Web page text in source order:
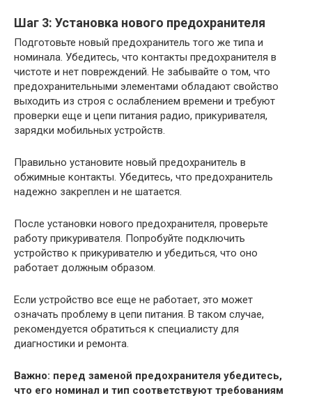
Шаг 3: Установка нового предохранителя
Подготовьте новый предохранитель того же типа и
номинала. Убедитесь, что контакты предохранителя в
чистоте и нет повреждений. Не забывайте о том, что
предохранительными элементами обладают свойство
выходить из строя с ослаблением времени и требуют
проверки еще и цепи питания радио, прикуривателя,
зарядки мобильных устройств.
Правильно установите новый предохранитель в
обжимные контакты. Убедитесь, что предохранитель
надежно закреплен и не шатается.
После установки нового предохранителя, проверьте
работу прикуривателя. Попробуйте подключить
устройство к прикуривателю и убедиться, что оно
работает должным образом.
Если устройство все еще не работает, это может
означать проблему в цепи питания. В таком случае,
рекомендуется обратиться к специалисту для
диагностики и ремонта.
Важно: перед заменой предохранителя убедитесь,
что его номинал и тип соответствуют требованиям